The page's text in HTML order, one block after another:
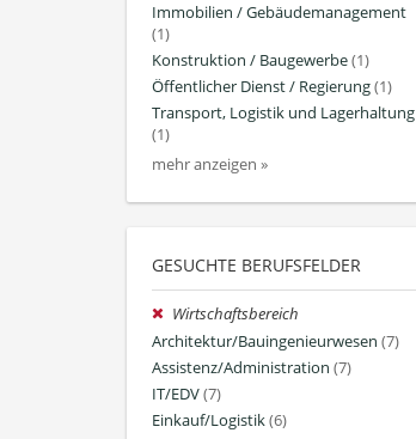
Immobilien / Gebäudemanagement
(1)
Konstruktion / Baugewerbe(1)
Öffentlicher Dienst / Regierung(1)
Transport, Logistik und Lagerhaltung
(1)
mehr anzeigen »
GESUCHTE BERUFSFELDER
Wirtschaftsbereich
Architektur/Bauingenieurwesen (7)
Assistenz/Administration (7)
IT/EDV(7)
Einkauf/Logistik(6)